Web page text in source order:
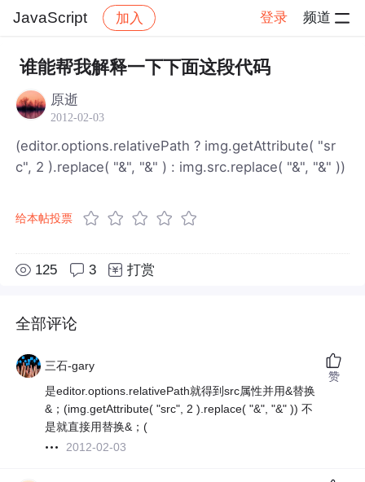
JavaScript 加入 登录 频道
社区 JavaScript 帖子详情
谁能帮我解释一下下面这段代码
原逝
2012-02-03
(editor.options.relativePath ? img.getAttribute( "sr
c", 2 ).replace( "&", "&" ) : img.src.replace( "&", "&" ))
给本帖投票
125 3 打赏
全部评论
三石-gary
是editor.options.relativePath就得到src属性并用&替换
&；(img.getAttribute( "src", 2 ).replace( "&", "&" )) 不
是就直接用替换&；(
2012-02-03
赞